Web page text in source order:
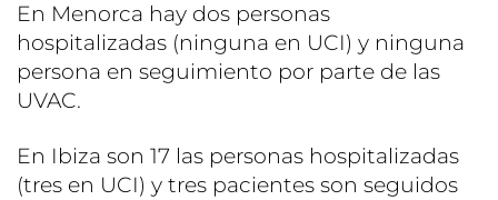
En Menorca hay dos personas
hospitalizadas (ninguna en UCI) y ninguna
persona en seguimiento por parte de las
UVAC.
En Ibiza son 17 las personas hospitalizadas
(tres en UCI) y tres pacientes son seguidos